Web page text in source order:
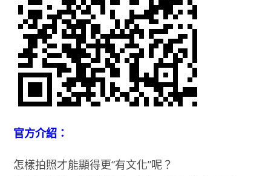
官方介紹：
怎樣拍照才能顯得更“有文化”呢？